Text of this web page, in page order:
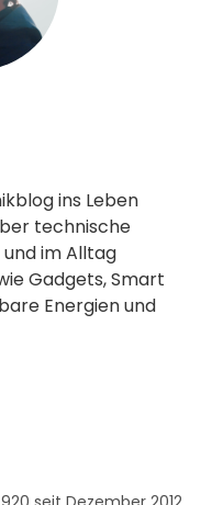
ins Leben
technische
im Alltag
Gadgets, Smart
Energien und